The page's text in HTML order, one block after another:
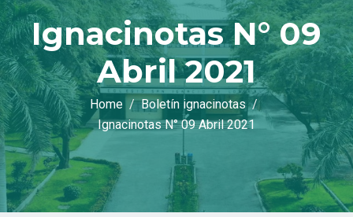
Ignacinotas N° 09
Abril 2021
Home
Boletín ignacinotas
Ignacinotas N° 09 Abril 2021